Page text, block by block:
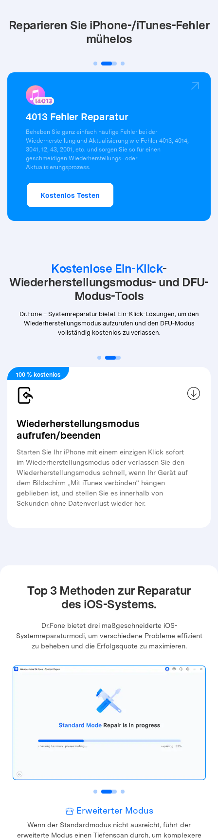
Reparieren Sie iPhone-/iTunes-Fehler
mühelos
4013 Fehler Reparatur
Beheben Sie ganz einfach häufige Fehler bei der
Wiederherstellung und Aktualisierung wie Fehler 4013, 4014,
3041, 12, 43, 2001, etc. und sorgen Sie so für einen
geschmeidigen Wiederherstellungs- oder
Aktualisierungsprozess.
Kostenlos Testen
Kostenlose Ein-Klick-
Wiederherstellungsmodus- und DFU-
Modus-Tools
Dr.Fone – Systemreparatur bietet Ein-Klick-Lösungen, um den
Wiederherstellungsmodus aufzurufen und den DFU-Modus
vollständig kostenlos zu verlassen.
100 % kostenlos
Wiederherstellungsmodus
aufrufen/beenden
Starten Sie Ihr iPhone mit einem einzigen Klick sofort
im Wiederherstellungsmodus oder verlassen Sie den
Wiederherstellungsmodus schnell, wenn Ihr Gerät auf
dem Bildschirm „Mit iTunes verbinden“ hängen
geblieben ist, und stellen Sie es innerhalb von
Sekunden ohne Datenverlust wieder her.
Top 3 Methoden zur Reparatur
des iOS-Systems.
Dr.Fone bietet drei maßgeschneiderte iOS-
Systemreparaturmodi, um verschiedene Probleme effizient
zu beheben und die Erfolgsquote zu maximieren.
Erweiterter Modus
Wenn der Standardmodus nicht ausreicht, führt der
erweiterte Modus einen Tiefenscan durch, um komplexere